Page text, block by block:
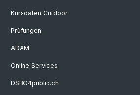
Kursdaten Outdoor
Prüfungen
ADAM
Online Services
DSBG4public.ch